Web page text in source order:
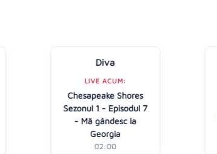
Diva
LIVE ACUM:
Chesapeake Shores
Sezonul 1 - Episodul 7
- Mă gândesc la
Georgia
02:00